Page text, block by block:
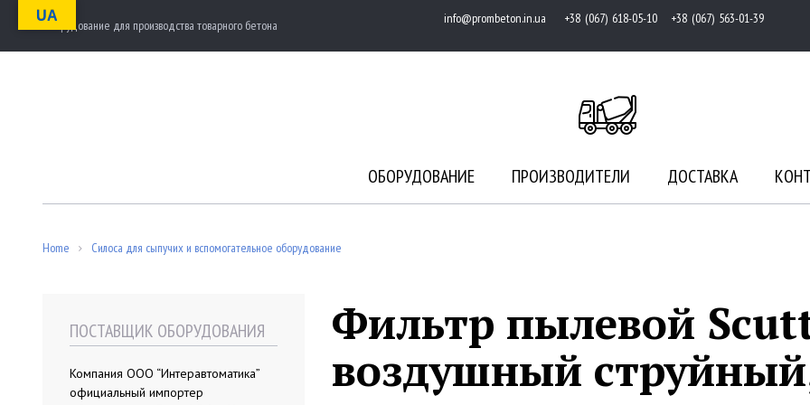
Оборудование для производства товарного бетона info@prombeton.in.ua +38 (067) 618-05-10 +38 (067) 563-01-39
ОБОРУДОВАНИЕ ПРОИЗВОДИТЕЛИ ДОСТАВКА
Home Силоса для сыпучих и вспомогательное оборудование
Фильтр пылевой
воздушный
ПОСТАВЩИК ОБОРУДОВАНИЯ
Компания ООО “Интеравтоматика”
официальный импортер
UA